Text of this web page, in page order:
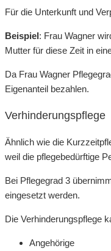
Für die Unterkunft und
Beispiel: Frau Wagner
Mutter für diese Zeit in
Da Frau Wagner
Eigenanteil bezahlen.
Verhinderungspflege
Ähnlich wie die
weil die pflegebedürftige
Bei Pflegegrad 3
eingesetzt werden.
Die Verhinderungspflege
Angehörige